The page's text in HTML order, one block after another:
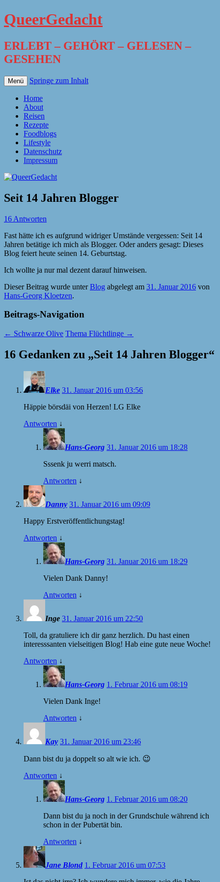
QueerGedacht
ERLEBT – GEHÖRT – GELESEN –
GESEHEN
Menü Springe zum Inhalt
Home
About
Reisen
Rezepte
Foodblogs
Lifestyle
Datenschutz
Impressum
Seit 14 Jahren Blogger
16 Antworten
Fast hätte ich es aufgrund widriger Umstände vergessen: Seit 14
Jahren betätige ich mich als Blogger. Oder anders gesagt: Dieses
Blog feiert heute seinen 14. Geburtstag.
Ich wollte ja nur mal dezent darauf hinweisen.
Dieser Beitrag wurde unterBlog abgelegt am 31. Januar 2016 von
Hans-Georg Kloetzen.
Beitrags-Navigation
← Schwarze Olive Thema Flüchtlinge →
16 Gedanken zu „Seit 14 Jahren Blogger“
Elke 31. Januar 2016 um 03:56
Häppie börsdäi von Herzen! LG Elke
Antworten ↓
Hans-Georg 31. Januar 2016 um 18:28
Sssenk ju werri matsch.
Antworten ↓
Danny 31. Januar 2016 um 09:09
Happy Erstveröffentlichungstag!
Antworten ↓
Hans-Georg 31. Januar 2016 um 18:29
Vielen Dank Danny!
Antworten ↓
Inge 31. Januar 2016 um 22:50
Toll, da gratuliere ich dir ganz herzlich. Du hast einen
interesssanten vielseitigen Blog! Hab eine gute neue Woche!
Antworten ↓
Hans-Georg 1. Februar 2016 um 08:19
Vielen Dank Inge!
Antworten ↓
Kay 31. Januar 2016 um 23:46
Dann bist du ja doppelt so alt wie ich. 😉
Antworten ↓
Hans-Georg 1. Februar 2016 um 08:20
Dann bist du ja noch in der Grundschule während ich
schon in der Pubertät bin.
Antworten ↓
Jane Blond 1. Februar 2016 um 07:53